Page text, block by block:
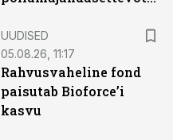
UUDISED
05.08.26, 11:17
Rahvusvaheline fond
paisutab Bioforce’i
kasvu